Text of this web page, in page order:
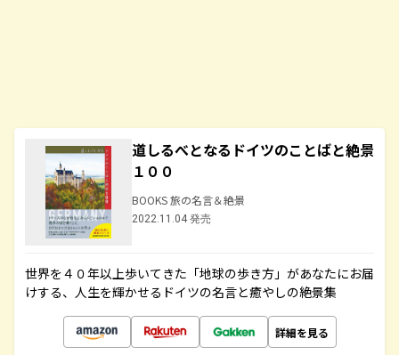
道しるべとなるドイツのことばと絶景
１００
BOOKS 旅の名言＆絶景
2022.11.04 発売
世界を４０年以上歩いてきた「地球の歩き方」があなたにお届
けする、人生を輝かせるドイツの名言と癒やしの絶景集
詳細を見る